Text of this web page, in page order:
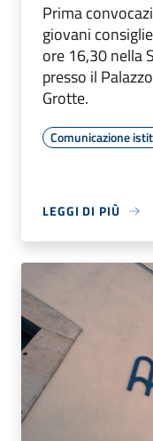
Prima
giovani
ore 16,30 nella
presso il
Grotte.
Comunicazione
LEGGI DI PIÙ